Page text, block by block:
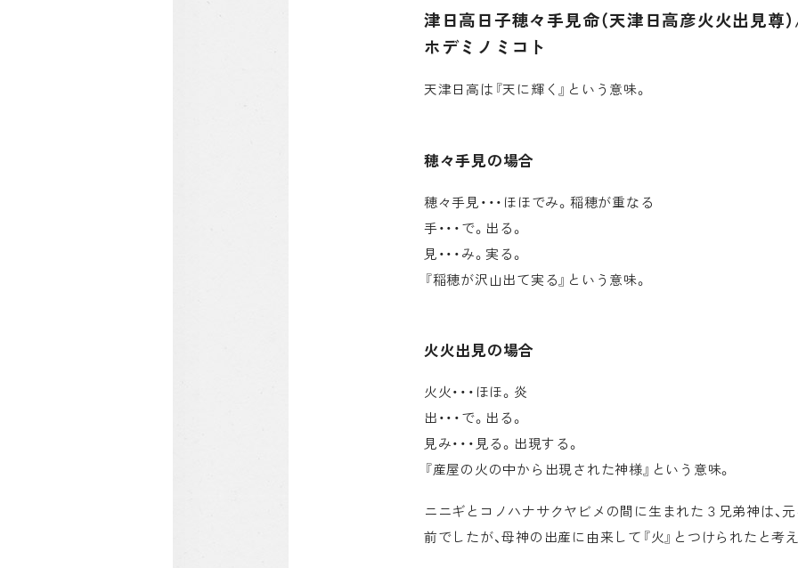
津日高日子穂々手見命（天津日高彦火火出見尊
ホデミノミコト
天津日高は『天に輝く』という意味。
穂々手見の場合
穂々手見・・・ほほでみ。稲穂が重なる
手・・・で。出る。
見・・・み。実る。
『稲穂が沢山出て実る』という意味。
火火出見の場合
火火・・・ほほ。炎
出・・・で。出る。
見み・・・見る。出現する。
『産屋の火の中から出現された神様』という意味。
ニニギとコノハナサクヤビメの間に生まれた３兄弟神は、
前でしたが、母神の出産に由来して『火』とつけられたと考